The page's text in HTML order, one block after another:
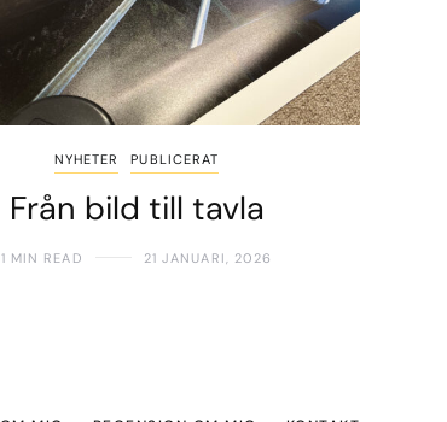
NYHETER PUBLICERAT
Från bild till tavla
1 MIN READ 21 JANUARI, 2026